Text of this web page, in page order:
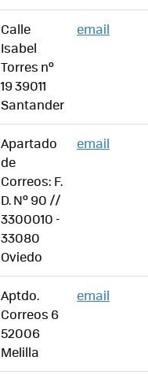
Calle
Isabel
Torres nº
19 39011
Santander
email
Apartado
de
Correos: F.
D. Nº 90 //
3300010 -
33080
Oviedo
email
Aptdo.
Correos 6
52006
Melilla
email